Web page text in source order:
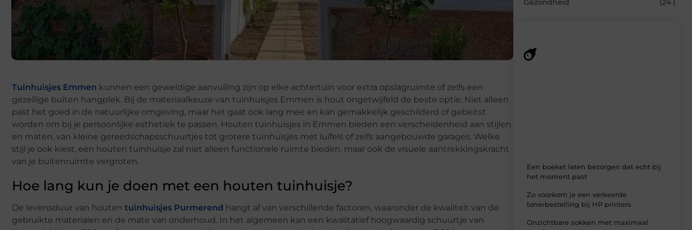
Tuinhuisjes Emmen kunnen een geweldige aanvulling zijn op elke achtertuin voor extra opslagruimte of zelfs een
gezellige buiten hangplek. Bij de materiaalkeuze van tuinhuisjes Emmen is hout ongetwijfeld de beste optie. Niet alleen
past het goed in de natuurlijke omgeving, maar het gaat ook lang mee en kan gemakkelijk geschilderd of gebeitst
worden om bij je persoonlijke esthetiek te passen. Houten tuinhuisjes in Emmen bieden een verscheidenheid aan stijlen
en maten, van kleine gereedschapsschuurtjes tot grotere tuinhuisjes met luifels of zelfs aangebouwde garages. Welke
stijl je ook kiest, een houten tuinhuisje zal niet alleen functionele ruimte bieden, maar ook de visuele aantrekkingskracht
van je buitenruimte vergroten.
Hoe lang kun je doen met een houten tuinhuisje?
De levensduur van houten tuinhuisjes Purmerend hangt af van verschillende factoren, waaronder de kwaliteit van de
gebruikte materialen en de mate van onderhoud. In het algemeen kan een kwalitatief hoogwaardig schuurtje van
Gezondheid
(24 )
Een boeket laten bezorgen dat echt bij
het moment past
Zo voorkom je een verkeerde
tonerbestelling bij HP printers
Onzichtbare sokken met maximaal